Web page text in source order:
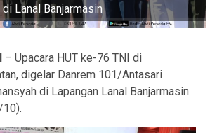
Lanal Banjarmasin
– Upacara HUT ke-76 TNI di
digelar Danrem 101/Antasari
di Lapangan Lanal Banjarmasin